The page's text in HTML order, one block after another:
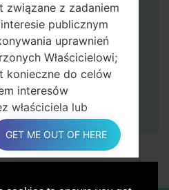
ustawień
automatycznego
klawisz Start. Twój
ponownie i odłączy
związane z zadaniem
publicznym
uprawnień
Właścicielowi;
konieczne do celów
interesów
właściciela lub
Właściciel z
wyjaśnić
GET ME OUT OF HERE